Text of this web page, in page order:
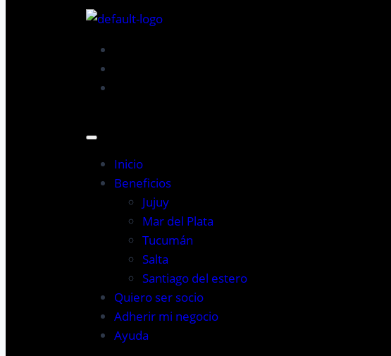
Inicio
Beneficios
Jujuy
Mar del Plata
Tucumán
Salta
Santiago del estero
Quiero ser socio
Adherir mi negocio
Ayuda